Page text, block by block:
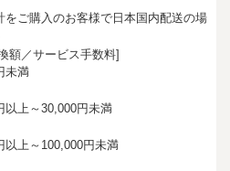
をご購入のお客様で日本国内配送の場
額／サービス手数料]
未満
以上～30,000円未満
以上～100,000円未満